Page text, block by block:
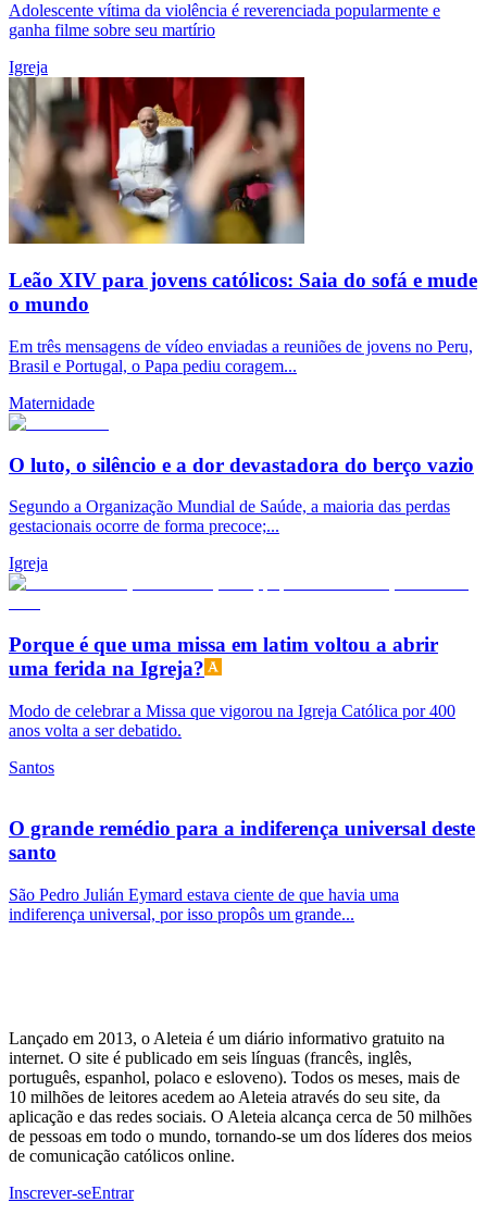
Adolescente vítima da violência é reverenciada popularmente e
ganha filme sobre seu martírio
Igreja
Leão XIV para jovens católicos: Saia do sofá e mude
o mundo
Em três mensagens de vídeo enviadas a reuniões de jovens no Peru,
Brasil e Portugal, o Papa pediu coragem...
Maternidade
O luto, o silêncio e a dor devastadora do berço vazio
Segundo a Organização Mundial de Saúde, a maioria das perdas
gestacionais ocorre de forma precoce;...
Igreja
Porque é que uma missa em latim voltou a abrir
uma ferida na Igreja?
Modo de celebrar a Missa que vigorou na Igreja Católica por 400
anos volta a ser debatido.
Santos
O grande remédio para a indiferença universal deste
santo
São Pedro Julián Eymard estava ciente de que havia uma
indiferença universal, por isso propôs um grande...
Lançado em 2013, o Aleteia é um diário informativo gratuito na
internet. O site é publicado em seis línguas (francês, inglês,
português, espanhol, polaco e esloveno). Todos os meses, mais de
10 milhões de leitores acedem ao Aleteia através do seu site, da
aplicação e das redes sociais. O Aleteia alcança cerca de 50 milhões
de pessoas em todo o mundo, tornando-se um dos líderes dos meios
de comunicação católicos online.
Inscrever-seEntrar